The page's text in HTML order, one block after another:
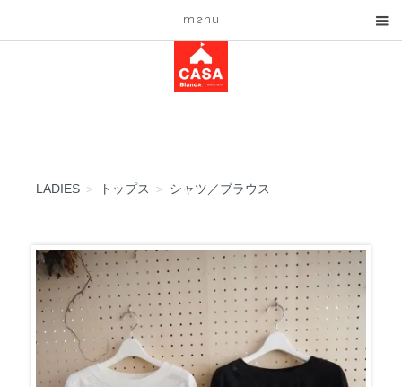
menu
LADIES ＞ トップス ＞ シャツ／ブラウス